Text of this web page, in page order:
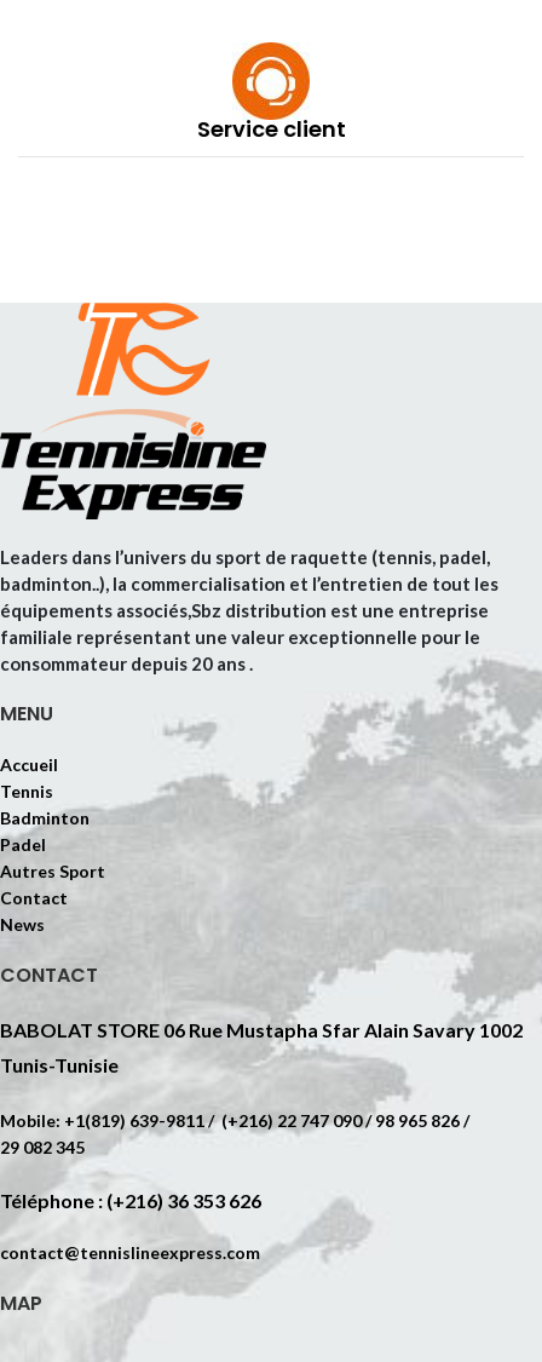
Service client
Leaders dans l’univers du sport de raquette (tennis, padel,
badminton..), la commercialisation et l’entretien de tout les
équipements associés,Sbz distribution est une entreprise
familiale représentant une valeur exceptionnelle pour le
consommateur depuis 20 ans .
MENU
Accueil
Tennis
Badminton
Padel
Autres Sport
Contact
News
CONTACT
BABOLAT STORE 06 Rue Mustapha Sfar Alain Savary 1002
Tunis-Tunisie
Mobile: +1(819) 639-9811 / (+216) 22 747 090 / 98 965 826 /
29 082 345
Téléphone : (+216) 36 353 626
contact@tennislineexpress.com
MAP